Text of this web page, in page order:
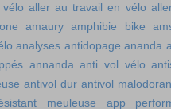
aller au travail en vélo
amaury amphibie bike
analyses antidopage ananda
annanda anti vol vélo
antivol dur antivol
meuleuse
app